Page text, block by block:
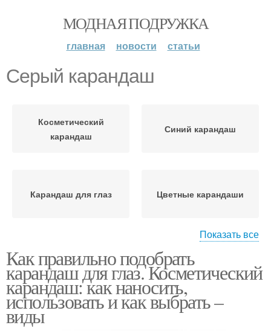
МОДНАЯ ПОДРУЖКА
главная новости статьи
Серый карандаш
Косметический
карандаш
Синий карандаш
Карандаш для глаз Цветные карандаши
Карандаши для глаз
Карандаш для карих
глаз
Темный карандаш
Показать все
Как правильно подобрать
карандаш для глаз. Косметический
карандаш: как наносить,
использовать и как выбрать –
виды